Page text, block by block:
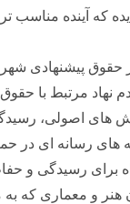
که آینده
از حقوق پیشنهادی
نهاد مرتبط با
اصولی،
های رسانه ای در
برای رسیدگی و
و معماری که